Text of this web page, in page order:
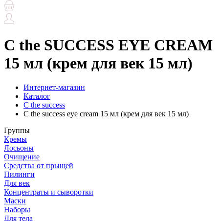
C the SUCCESS EYE CREAM
15 мл (крем для век 15 мл)
Интернет-магазин
Каталог
C the success
C the success eye cream 15 мл (крем для век 15 мл)
Группы
Кремы
Лосьоны
Очищение
Средства от прыщей
Пилинги
Для век
Концентраты и сыворотки
Маски
Наборы
Для тела